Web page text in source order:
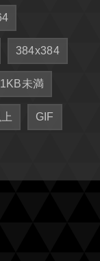
384x384
1KB未満
GIF